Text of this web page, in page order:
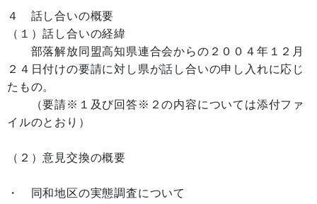
４ 話し合いの概要
（１）話し合いの経緯
部落解放同盟高知県連合会からの２００４年１２月
２４日付けの要請に対し県が話し合いの申し入れに応じ
たもの。
（要請※１及び回答※２の内容については添付ファ
イルのとおり）
（２）意見交換の概要
・ 同和地区の実態調査について